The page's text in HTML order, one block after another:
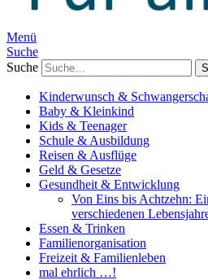
Menü
Suche
Suche
Kinderwunsch &
Baby & Kleinkind
Kids & Teenager
Schule & Ausbildung
Reisen & Ausflüge
Geld & Gesetze
Gesundheit & Entwicklung
Von Eins bis Achtzehn:
verschiedenen
Essen & Trinken
Familienorganisation
Freizeit & Familienleben
mal ehrlich …!